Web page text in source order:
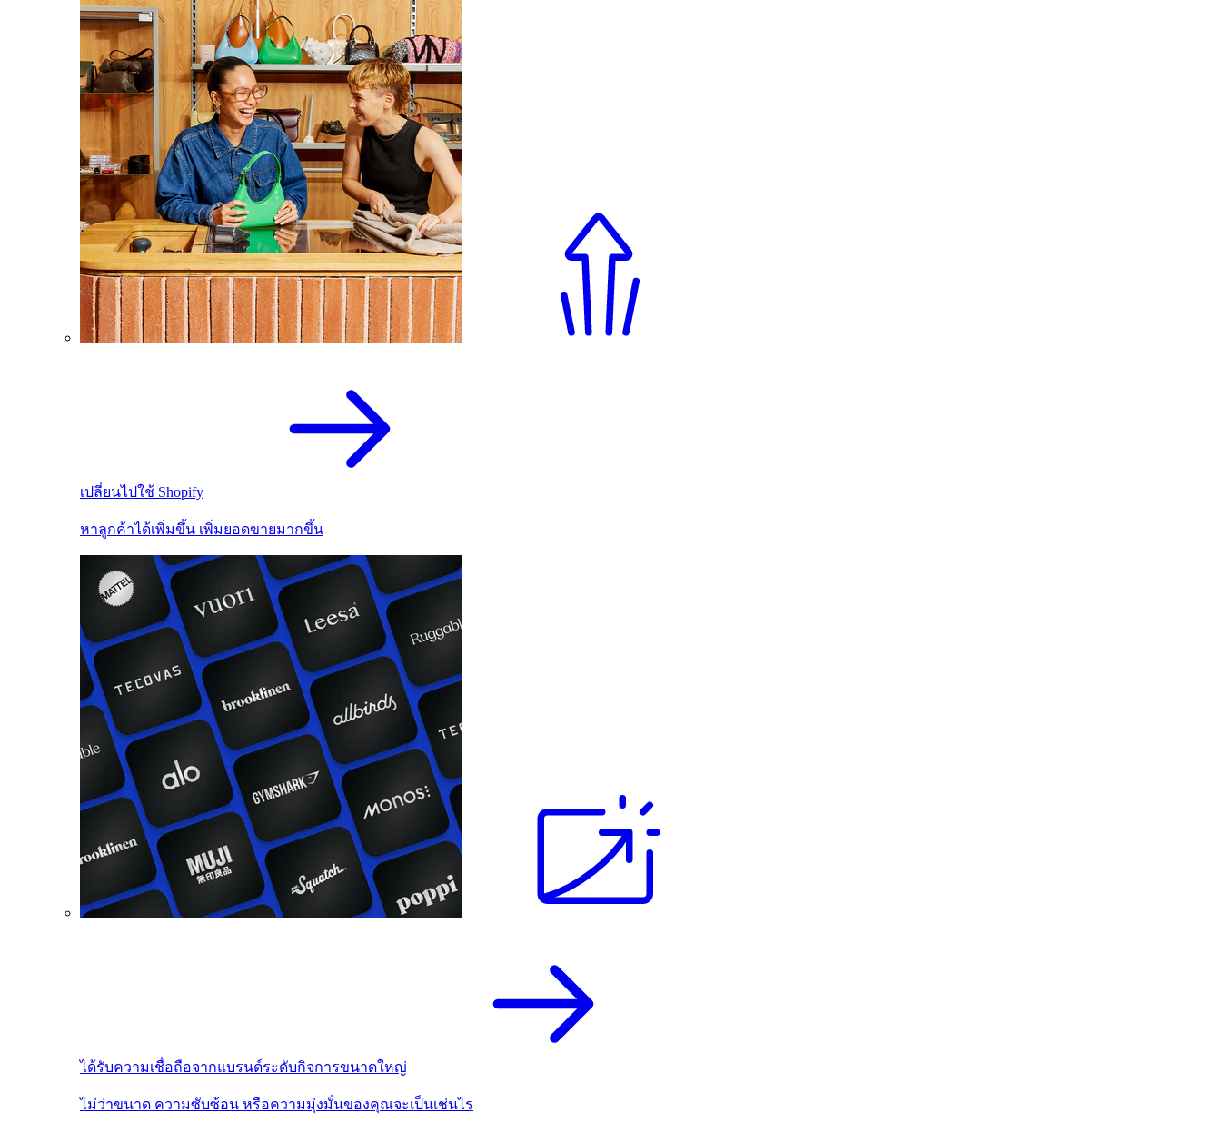
เปลี่ยนไปใช้ Shopify
หาลูกค้าได้เพิ่มขึ้น เพิ่มยอดขายมากขึ้น
ได้รับความเชื่อถือจากแบรนด์ระดับกิจการขนาดใหญ่
ไม่ว่าขนาด ความซับซ้อน หรือความมุ่งมั่นของคุณจะเป็นเช่นไร